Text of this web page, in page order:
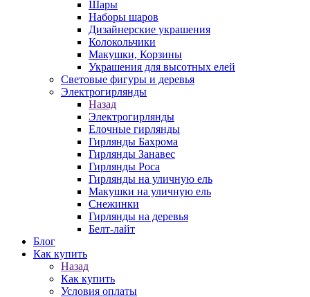
Шары
Наборы шаров
Дизайнерские украшения
Колокольчики
Макушки, Корзины
Украшения для высотных елей
Световые фигуры и деревья
Электрогирлянды
Назад
Электрогирлянды
Елочные гирлянды
Гирлянды Бахрома
Гирлянды Занавес
Гирлянды Роса
Гирлянды на уличную ель
Макушки на уличную ель
Снежинки
Гирлянды на деревья
Белт-лайт
Блог
Как купить
Назад
Как купить
Условия оплаты